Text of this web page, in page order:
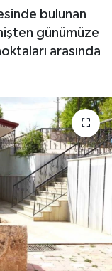
bulunan
günümüze
arasında